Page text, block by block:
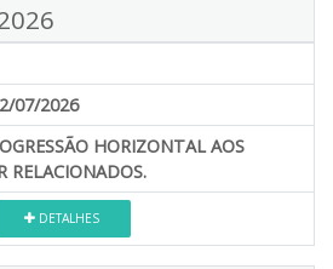
07/2026
HORIZONTAL AOS
RELACIONADOS.
DETALHES